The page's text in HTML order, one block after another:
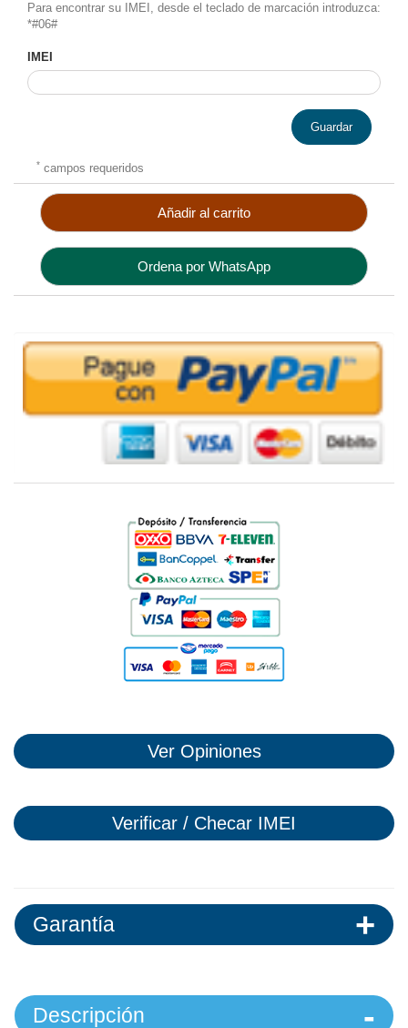
Para encontrar su IMEI, desde el teclado de marcación introduzca:
*#06#
IMEI
Guardar
* campos requeridos
Añadir al carrito
Ordena por WhatsApp
Ver Opiniones
Verificar / Checar IMEI
Garantía
Descripción